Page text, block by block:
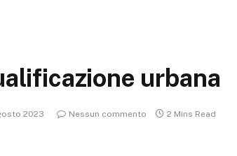
urbana
2023 Nessun commento 2 Mins Read